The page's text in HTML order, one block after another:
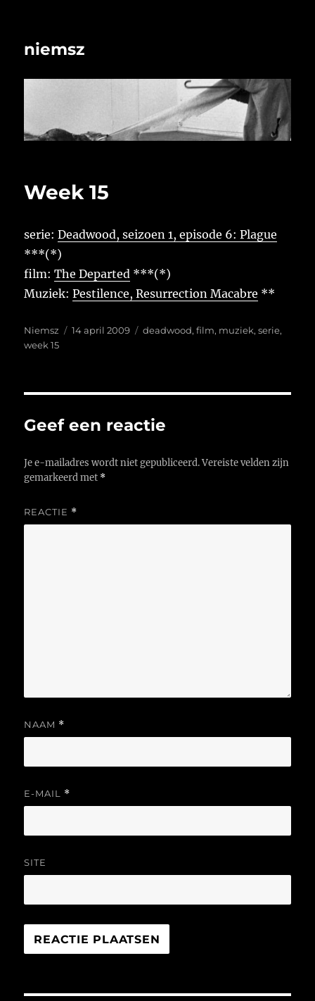
niemsz
Week 15
serie:Deadwood, seizoen 1, episode 6: Plague
***(*)
film:The Departed ***(*)
Muziek:Pestilence, Resurrection Macabre **
Auteur
Niemsz
Geplaatst
14 april 2009 Tags
deadwood,film, muziek,serie,
week 15
Geef een reactie
Je e-mailadres wordt niet gepubliceerd. Vereiste velden zijn
gemarkeerd met *
REACTIE *
NAAM *
E-MAIL *
SITE